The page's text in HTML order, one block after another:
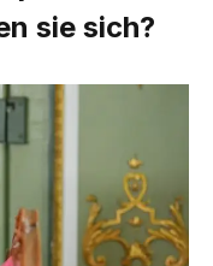
sie sich?